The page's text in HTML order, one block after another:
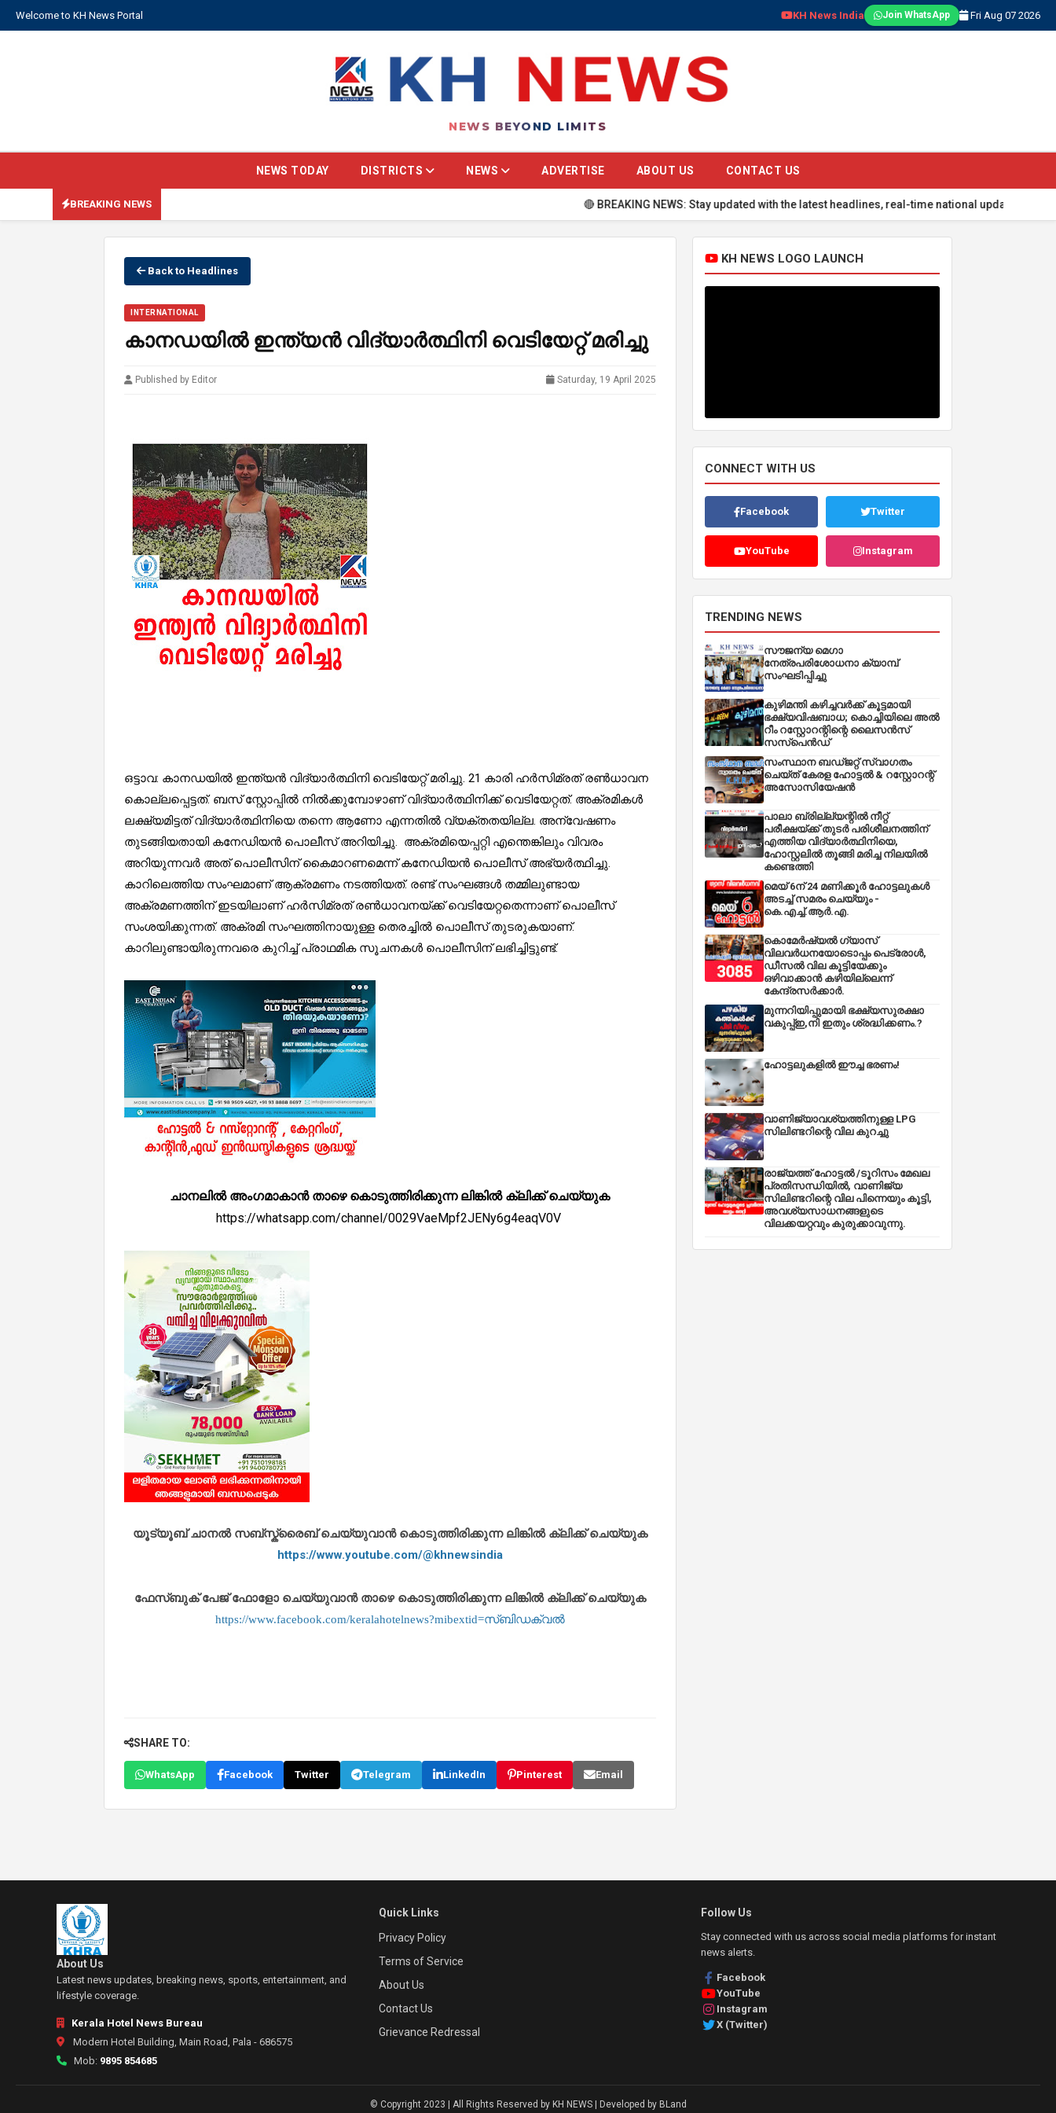
Welcome to KH News Portal KH News India Join WhatsApp Fri Aug 07 2026
NEWS BEYOND LIMITS
NEWS TODAY DISTRICTS NEWS ADVERTISE ABOUT US CONTACT US
BREAKING NEWS 🔴 BREAKING NEWS: Stay updated with the latest headlines, real-time national updates, global
Back to Headlines
INTERNATIONAL
കാനഡയിൽ ഇന്ത്യൻ വിദ്യാര്‍ത്ഥിനി വെടിയേറ്റ് മരിച്ചു
Published by Editor Saturday, 19 April 2025
ഒട്ടാവ: കാനഡയിൽ ഇന്ത്യൻ വിദ്യാര്‍ത്ഥിനി വെടിയേറ്റ് മരിച്ചു. 21 കാരി ഹര്‍സിമ്രത് രണ്‍ധാവന
കൊല്ലപ്പെട്ടത്. ബസ് സ്റ്റോപ്പിൽ നിൽക്കുമ്പോഴാണ് വിദ്യാര്‍ത്ഥിനിക്ക് വെടിയേറ്റത്. അക്രമികൾ
ലക്ഷ്യമിട്ടത് വിദ്യാര്‍ത്ഥിനിയെ തന്നെ ആണോ എന്നതിൽ വ്യക്തതയില്ല. അന്വേഷണം
തുടങ്ങിയതായി കനേഡിയൻ പൊലീസ് അറിയിച്ചു. അക്രമിയെപ്പറ്റി എന്തെങ്കിലും വിവരം
അറിയുന്നവർ അത് പൊലീസിന് കൈമാറണമെന്ന് കനേഡിയൻ പൊലീസ് അഭ്യര്‍ത്ഥിച്ചു.
കാറിലെത്തിയ സംഘമാണ് ആക്രമണം നടത്തിയത്. രണ്ട് സംഘങ്ങള്‍ തമ്മിലുണ്ടായ
അക്രമണത്തിന് ഇടയിലാണ് ഹര്‍സിമ്രത് രണ്‍ധാവനയ്ക്ക് വെടിയേറ്റതെന്നാണ് പൊലീസ്
സംശയിക്കുന്നത്. അക്രമി സംഘത്തിനായുള്ള തെരച്ചില്‍ പൊലീസ് തുടരുകയാണ്.
കാറിലുണ്ടായിരുന്നവരെ കുറിച്ച് പ്രാഥമിക സൂചനകള്‍ പൊലീസിന് ലഭിച്ചിട്ടുണ്ട്.
ചാനലിൽ അംഗമാകാൻ താഴെ കൊടുത്തിരിക്കുന്ന ലിങ്കിൽ ക്ലിക്ക് ചെയ്യുക
https://whatsapp.com/channel/0029VaeMpf2JENy6g4eaqV0V
യൂട്യൂബ് ചാനൽ സബ്സ്ക്രൈബ് ചെയ്യുവാൻ കൊടുത്തിരിക്കുന്ന ലിങ്കിൽ ക്ലിക്ക് ചെയ്യുക
https://www.youtube.com/@khnewsindia
ഫേസ്ബുക് പേജ് ഫോളോ ചെയ്യുവാൻ താഴെ കൊടുത്തിരിക്കുന്ന ലിങ്കിൽ ക്ലിക്ക് ചെയ്യുക
https://www.facebook.com/keralahotelnews?mibextid=സ്‌ബിഡക്വൽ
SHARE TO:
WhatsApp Facebook Twitter Telegram LinkedIn Pinterest Email
KH NEWS LOGO LAUNCH
CONNECT WITH US
Facebook Twitter
YouTube Instagram
TRENDING NEWS
സൗജന്യ മെഗാ
നേത്രപരിശോധനാ ക്യാമ്പ്
സംഘടിപ്പിച്ചു
കുഴിമന്തി കഴിച്ചവർക്ക് കൂട്ടമായി
ഭക്ഷ്യവിഷബാധ; കൊച്ചിയിലെ അൽ
റീം റസ്റ്റോറന്റിന്റെ ലൈസൻസ്
സസ്പെൻഡ്
സംസ്ഥാന ബഡ്‌ജറ്റ് സ്വാഗതം
ചെയ്ത് കേരള ഹോട്ടൽ & റസ്റ്റോറന്റ്
അസോസിയേഷൻ
പാലാ ബ്രില്ല്യന്റിൽ നീറ്റ്
പരീക്ഷയ്ക്ക് തുടർ പരിശീലനത്തിന്
എത്തിയ വിദ്യാർത്ഥിനിയെ,
ഹോസ്റ്റലിൽ തൂങ്ങി മരിച്ച നിലയിൽ
കണ്ടെത്തി
മെയ് 6ന് 24 മണിക്കൂർ ഹോട്ടലുകൾ
അടച്ച് സമരം ചെയ്യും -
കെ.എച്ച്.ആർ.എ.
കൊമേർഷ്യൽ ഗ്യാസ്
വിലവർധനയോടൊപ്പം പെട്രോൾ,
ഡീസല്‍ വില കൂട്ടിയേക്കും
ഒഴിവാക്കാന്‍ കഴിയില്ലെന്ന്
കേന്ദ്രസര്‍ക്കാര്‍.
മുന്നറിയിപ്പുമായി ഭക്ഷ്യസുരക്ഷാ
വകുപ്പ്ഇ,നി ഇതും ശ്രദ്ധിക്കണം.?
ഹോട്ടലുകളിൽ ഈച്ച ഭരണം!
വാണിജ്യാവശ്യത്തിനുള്ള LPG
സിലിണ്ടറിന്റെ വില കുറച്ചു
രാജ്യത്ത് ഹോട്ടൽ /ടൂറിസം മേഖല
പ്രതിസന്ധിയിൽ, വാണിജ്യ
സിലിണ്ടറിന്റെ വില പിന്നെയും കൂട്ടി,
അവശ്യസാധനങ്ങളുടെ
വിലക്കയറ്റവും കുരുക്കാവുന്നു.
About Us
Latest news updates, breaking news, sports, entertainment, and
lifestyle coverage.
Kerala Hotel News Bureau
Modern Hotel Building, Main Road, Pala - 686575
Mob: 9895 854685
Quick Links
Privacy Policy
Terms of Service
About Us
Contact Us
Grievance Redressal
Follow Us
Stay connected with us across social media platforms for instant
news alerts.
Facebook
YouTube
Instagram
X (Twitter)
© Copyright 2023 | All Rights Reserved by KH NEWS | Developed by BLand